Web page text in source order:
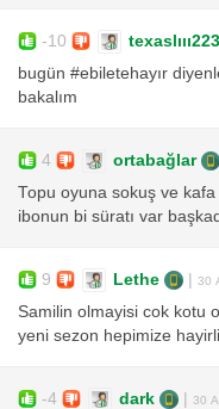
-10 texaslııı223
bugün #ebiletehayır
bakalım
4 ortabağlar
Topu oyuna sokuş ve
ibonun bi süratı var
9 Lethe | 30
Samilin olmayisi cok kotu
yeni sezon hepimize
-4 dark | 30